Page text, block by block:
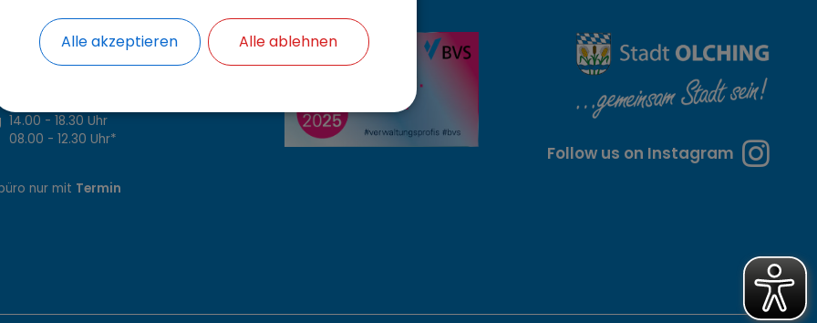
- 12.30 Uhr
- 16.30 Uhr*
- 12.30 Uhr*
- 18.30 Uhr
- 12.30 Uhr*
nur mit Termin
Follow us on Instagram
Alle akzeptieren Alle ablehnen